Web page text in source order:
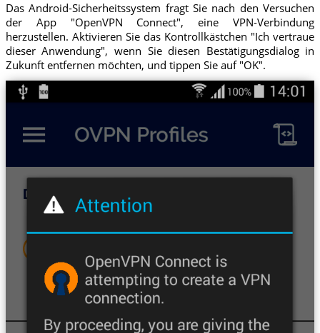
Das Android-Sicherheitssystem fragt Sie nach den Versuchen
der App "OpenVPN Connect", eine VPN-Verbindung
herzustellen. Aktivieren Sie das Kontrollkästchen "Ich vertraue
dieser Anwendung", wenn Sie diesen Bestätigungsdialog in
Zukunft entfernen möchten, und tippen Sie auf "OK".